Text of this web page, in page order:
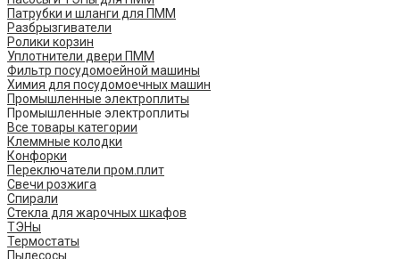
Патрубки и шланги для ПММ
Разбрызгиватели
Ролики корзин
Уплотнители двери ПММ
Фильтр посудомоейной машины
Химия для посудомоечных машин
Промышленные электроплиты
Промышленные электроплиты
Все товары категории
Клеммные колодки
Конфорки
Переключатели пром.плит
Свечи розжига
Спирали
Стекла для жарочных шкафов
ТЭНы
Термостаты
Пылесосы